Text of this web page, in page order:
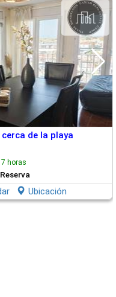
de la playa
horas
Ubicación